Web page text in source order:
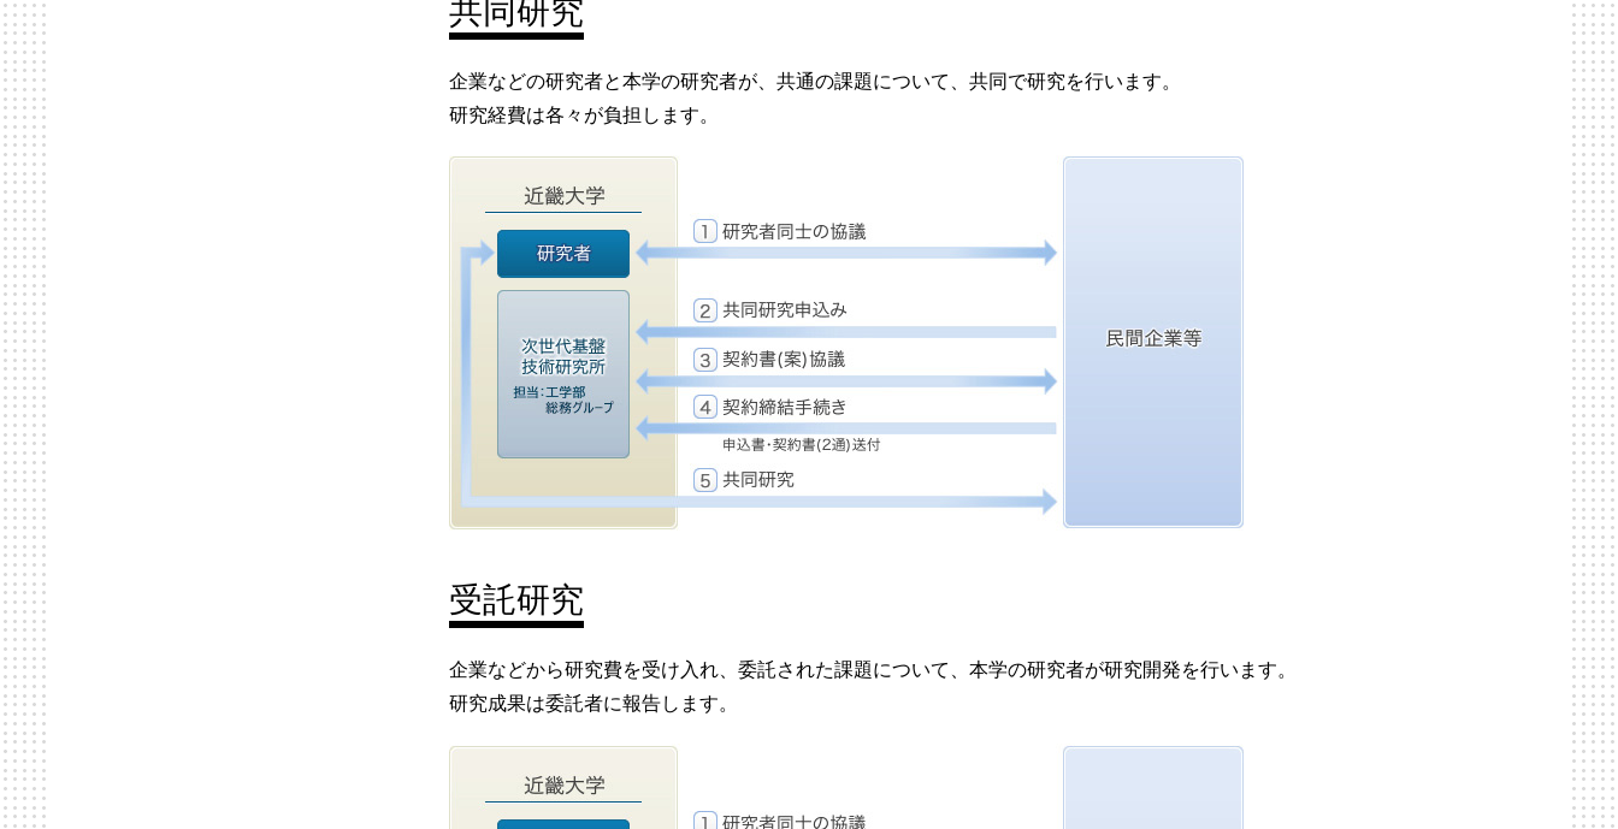
共同研究
企業などの研究者と本学の研究者が、共通の課題について、共同で研究を行います。
研究経費は各々が負担します。
受託研究
企業などから研究費を受け入れ、委託された課題について、本学の研究者が研究開発を行います。
研究成果は委託者に報告します。